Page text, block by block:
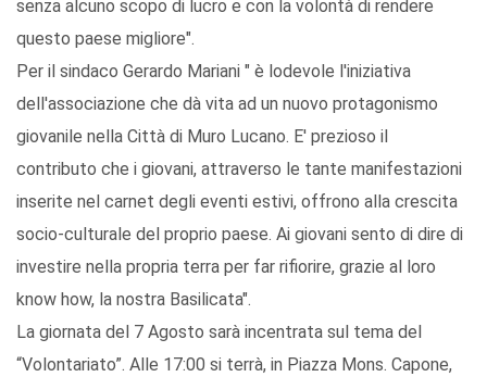
senza alcuno scopo di lucro e con la volontà di rendere
questo paese migliore".
Per il sindaco Gerardo Mariani " è lodevole l'iniziativa
dell'associazione che dà vita ad un nuovo protagonismo
giovanile nella Città di Muro Lucano. E' prezioso il
contributo che i giovani, attraverso le tante manifestazioni
inserite nel carnet degli eventi estivi, offrono alla crescita
socio-culturale del proprio paese. Ai giovani sento di dire di
investire nella propria terra per far rifiorire, grazie al loro
know how, la nostra Basilicata".
La giornata del 7 Agosto sarà incentrata sul tema del
“Volontariato”. Alle 17:00 si terrà, in Piazza Mons. Capone,